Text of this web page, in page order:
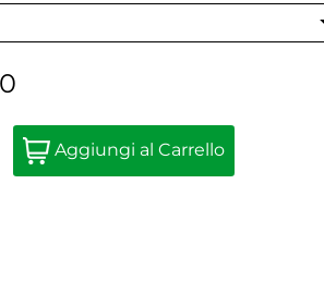
Quantity
Aggiungi al Carrello